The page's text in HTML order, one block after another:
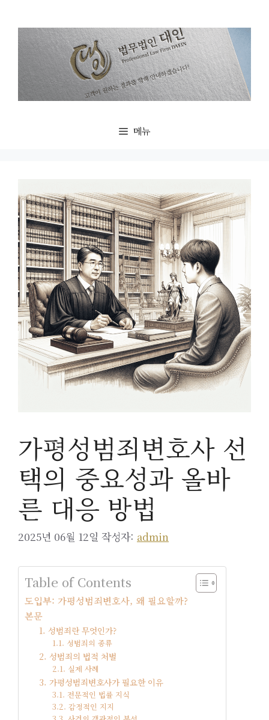
메뉴
가평성범죄변호사 선
택의 중요성과 올바
른 대응 방법
2025년 06월 12일 작성자: admin
Table of Contents
도입부: 가평성범죄변호사, 왜 필요할까?
본문
1. 성범죄란 무엇인가?
1.1. 성범죄의 종류
2. 성범죄의 법적 처벌
2.1. 실제 사례
3. 가평성범죄변호사가 필요한 이유
3.1. 전문적인 법률 지식
3.2. 감정적인 지지